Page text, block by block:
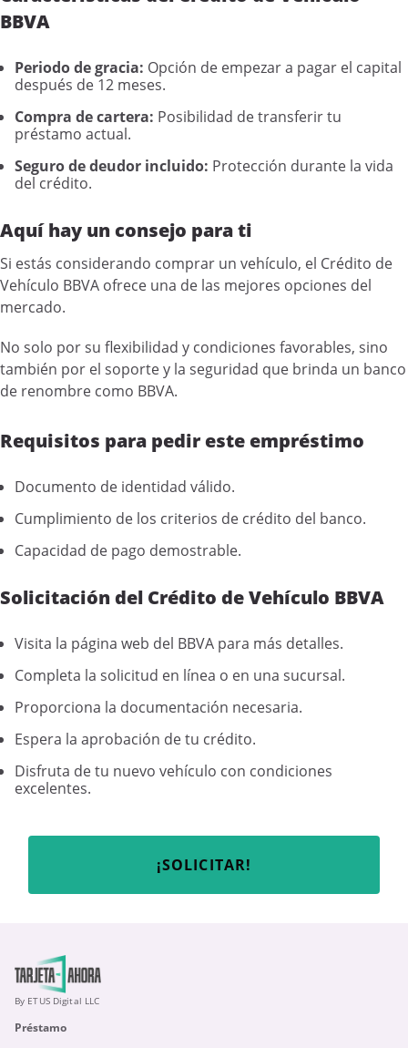
BBVA
Periodo de gracia: Opción de empezar a pagar el capital
después de 12 meses.
Compra de cartera: Posibilidad de transferir tu
préstamo actual.
Seguro de deudor incluido: Protección durante la vida
del crédito.
Aquí hay un consejo para ti
Si estás considerando comprar un vehículo, el Crédito de
Vehículo BBVA ofrece una de las mejores opciones del
mercado.
No solo por su flexibilidad y condiciones favorables, sino
también por el soporte y la seguridad que brinda un banco
de renombre como BBVA.
Requisitos para pedir este empréstimo
Documento de identidad válido.
Cumplimiento de los criterios de crédito del banco.
Capacidad de pago demostrable.
Solicitación del Crédito de Vehículo BBVA
Visita la página web del BBVA para más detalles.
Completa la solicitud en línea o en una sucursal.
Proporciona la documentación necesaria.
Espera la aprobación de tu crédito.
Disfruta de tu nuevo vehículo con condiciones
excelentes.
¡SOLICITAR!
By ETUS Digital LLC
Préstamo